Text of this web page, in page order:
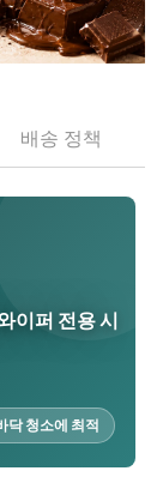
배송 정책
이퍼 전용 시
닥 청소에 최적